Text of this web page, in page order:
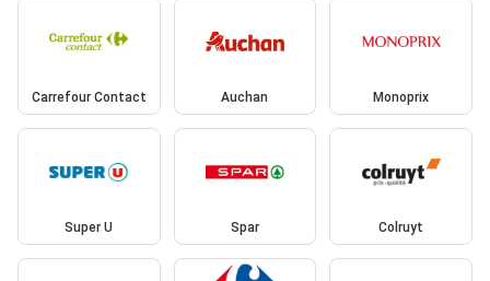
Carrefour Contact Auchan Monoprix
Super U Spar Colruyt